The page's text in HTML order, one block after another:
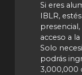
Si eres
IBLR,
acceso a
Solo
podrás
3,000,000